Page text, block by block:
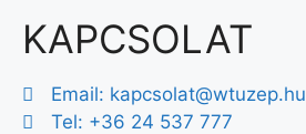
KAPCSOLAT
Email: kapcsolat@wtuzep.hu
Tel: +36 24 537 777